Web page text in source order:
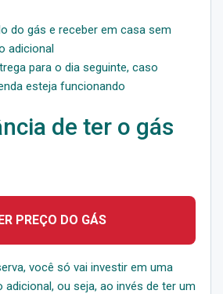
do gás e receber em casa sem
adicional
para o dia seguinte, caso
esteja funcionando
de ter o gás
PREÇO DO GÁS
você só vai investir em uma
ou seja, ao invés de ter um